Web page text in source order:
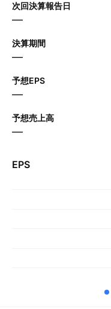
次回決算報告日
—
決算期間
—
予想EPS
—
予想売上高
—
EPS